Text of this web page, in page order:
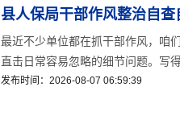
县人保局干部作风整治自查
最近不少单位都在抓干部作风，咱
直击日常容易忽略的细节问题。写
发布时间：2026-08-07 06:59:39